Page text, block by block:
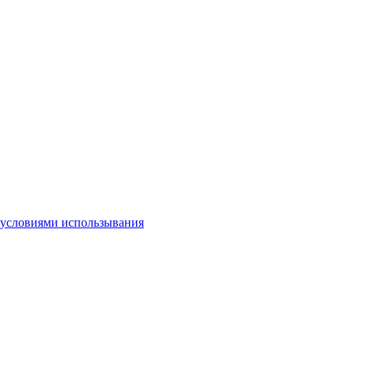
условиями использывания